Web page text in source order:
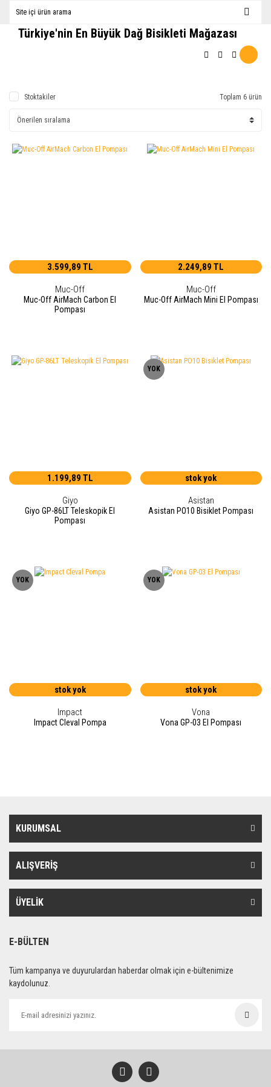
Türkiye'nin En Büyük Dağ Bisikleti Mağazası
Stoktakiler Toplam 6 ürün
3.599,89 TL
Muc-Off
Muc-Off AirMach Carbon El
Pompası
2.249,89 TL
Muc-Off
Muc-Off AirMach Mini El Pompası
1.199,89 TL
Giyo
Giyo GP-86LT Teleskopik El
Pompası
YOK
stok yok
Asistan
Asistan PO10 Bisiklet Pompası
YOK
stok yok
Impact
Impact Cleval Pompa
YOK
stok yok
Vona
Vona GP-03 El Pompası
KURUMSAL
ALIŞVERİŞ
ÜYELİK
E-BÜLTEN
Tüm kampanya ve duyurulardan haberdar olmak için e-bültenimize
kaydolunuz.